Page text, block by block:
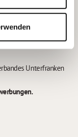
Unterfranken